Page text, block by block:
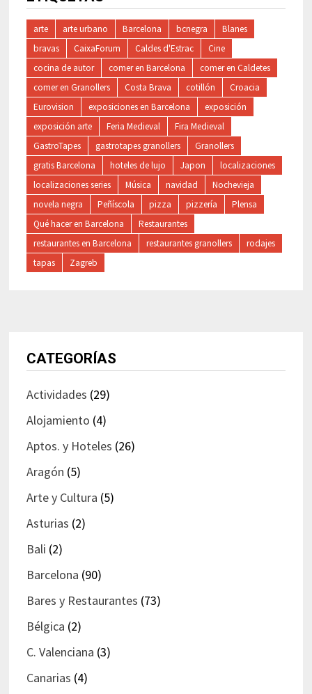
arte arte urbano Barcelona bcnegra
Blanes
bravas
CaixaForum Caldes d'Estrac
Cine
cocina de autor
comer en Barcelona
comer en Caldetes
comer en Granollers
Costa Brava cotillón
Croacia
Eurovision
exposiciones en Barcelona
exposición
exposición arte
Feria Medieval
Fira Medieval
GastroTapes
gastrotapes granollers
Granollers
gratis Barcelona
hoteles de lujo Japon
localizaciones
localizaciones series
Música navidad
Nochevieja
novela negra
Peñíscola pizza pizzería
Plensa
Qué hacer en Barcelona
Restaurantes
restaurantes en Barcelona
restaurantes granollers
rodajes
tapas
Zagreb
CATEGORÍAS
Actividades (29)
Alojamiento (4)
Aptos. y Hoteles (26)
Aragón (5)
Arte y Cultura (5)
Asturias (2)
Bali (2)
Barcelona (90)
Bares y Restaurantes (73)
Bélgica (2)
C. Valenciana (3)
Canarias (4)